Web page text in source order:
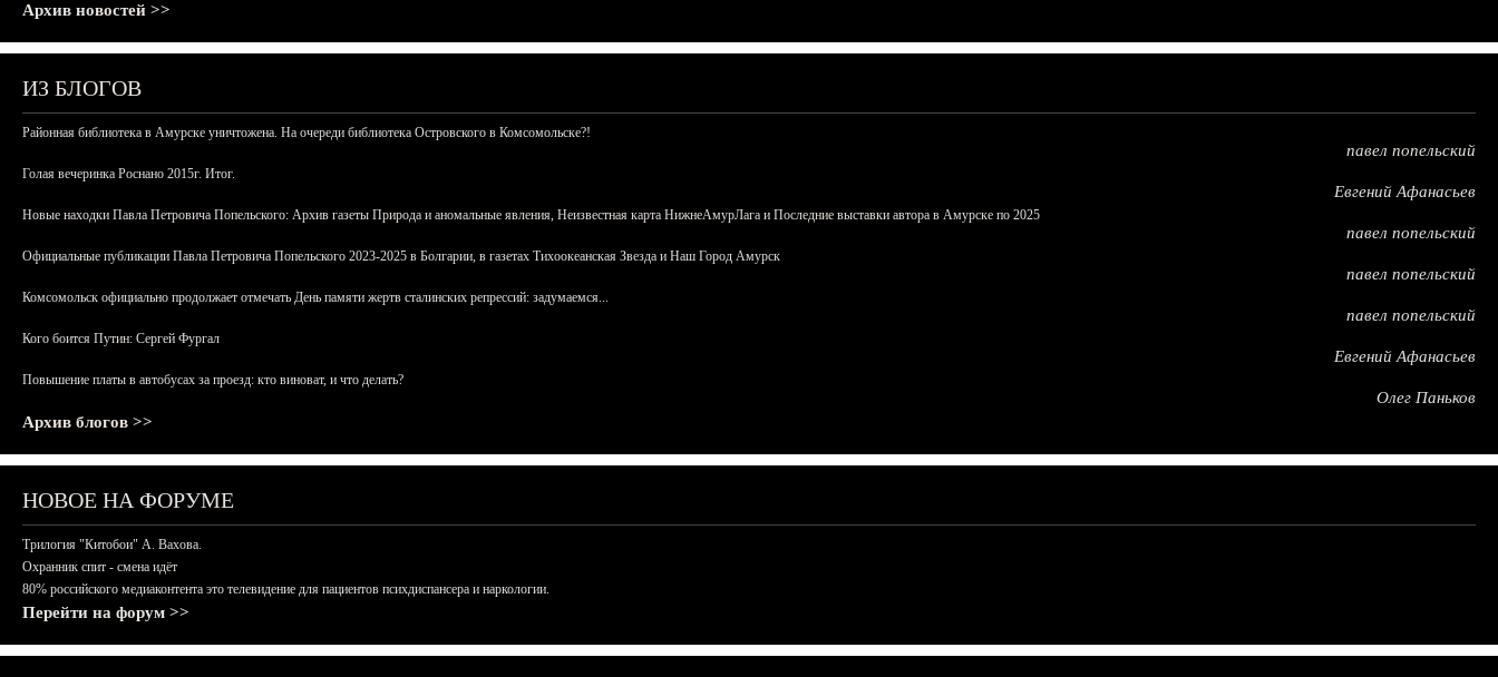
Архив новостей >>
ИЗ БЛОГОВ
Районная библиотека в Амурске уничтожена. На очереди библиотека Островского в Комсомольске?!
павел попельский
Голая вечеринка Роснано 2015г. Итог.
Евгений Афанасьев
Новые находки Павла Петровича Попельского: Архив газеты Природа и аномальные явления, Неизвестная карта НижнеАмурЛага и Последние выставки автора в Амурске по 2025
павел попельский
Официальные публикации Павла Петровича Попельского 2023-2025 в Болгарии, в газетах Тихоокеанская Звезда и Наш Город Амурск
павел попельский
Комсомольск официально продолжает отмечать День памяти жертв сталинских репрессий: задумаемся...
павел попельский
Кого боится Путин: Сергей Фургал
Евгений Афанасьев
Повышение платы в автобусах за проезд: кто виноват, и что делать?
Олег Паньков
Архив блогов >>
НОВОЕ НА ФОРУМЕ
Трилогия "Китобои" А. Вахова.
Охранник спит - смена идёт
80% российского медиаконтента это телевидение для пациентов психдиспансера и наркологии.
Перейти на форум >>